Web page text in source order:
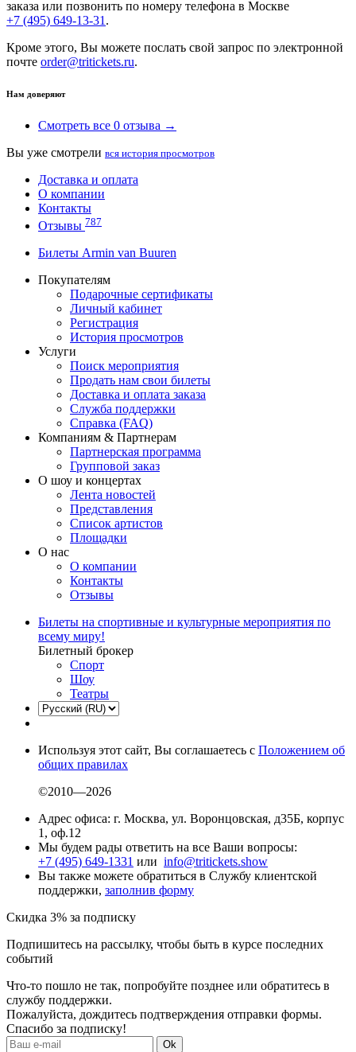
заказа или позвонить по номеру телефона в Москве
+7 (495) 649-13-31 .
Кроме этого, Вы можете послать свой запрос по электронной
почте order@tritickets.ru.
Нам доверяют
Смотреть все 0 отзыва →
Вы уже смотрели вся история просмотров
Доставка и оплата
О компании
Контакты
Отзывы 787
Билеты Armin van Buuren
Покупателям
Подарочные сертификаты
Личный кабинет
Регистрация
История просмотров
Услуги
Поиск мероприятия
Продать нам свои билеты
Доставка и оплата заказа
Служба поддержки
Справка (FAQ)
Компаниям & Партнерам
Партнерская программа
Групповой заказ
О шоу и концертах
Лента новостей
Представления
Список артистов
Площадки
О нас
О компании
Контакты
Отзывы
Билеты на спортивные и культурные мероприятия по
всему миру!
Билетный брокер
Спорт
Шоу
Театры
Используя этот сайт, Вы соглашаетесь с Положением об
общих правилах
©2010—2026
Адрес офиса: г. Москва, ул. Воронцовская, д35Б, корпус
1, оф.12
Мы будем рады ответить на все Ваши вопросы:
+7 (495) 649-1331 или info@tritickets.show
Вы также можете обратиться в Службу клиентской
поддержки, заполнив форму
Скидка 3% за подписку
Подпишитесь на рассылку, чтобы быть в курсе последних
событий
Что-то пошло не так, попробуйте позднее или обратитесь в
службу поддержки.
Пожалуйста, дождитесь подтверждения отправки формы.
Спасибо за подписку!
Ok